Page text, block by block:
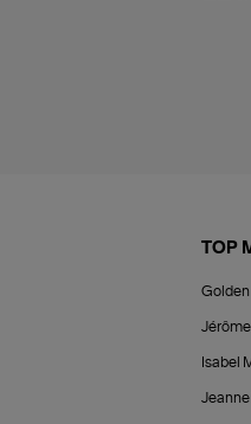
TOP
Isabel
Jeanne